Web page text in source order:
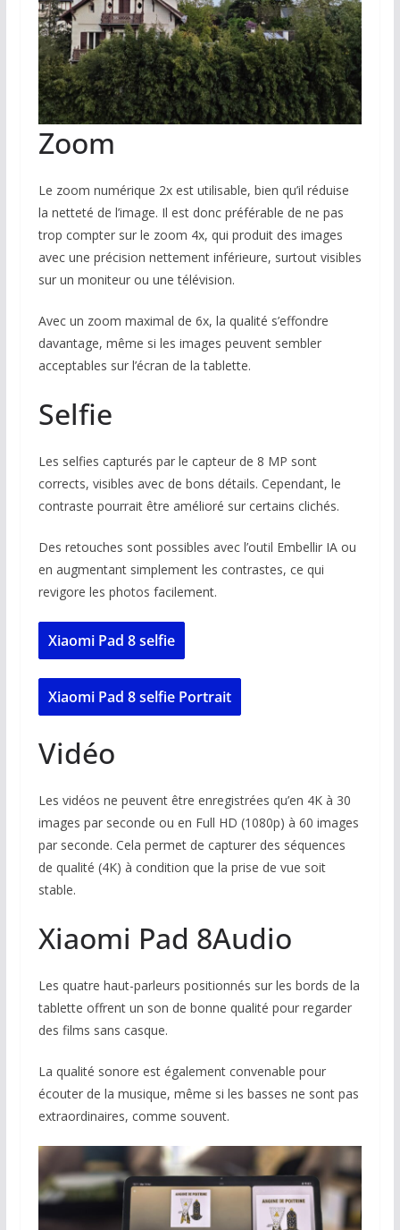
Zoom
Le zoom numérique 2x est utilisable, bien qu’il réduise
la netteté de l’image. Il est donc préférable de ne pas
trop compter sur le zoom 4x, qui produit des images
avec une précision nettement inférieure, surtout visibles
sur un moniteur ou une télévision.
Avec un zoom maximal de 6x, la qualité s’effondre
davantage, même si les images peuvent sembler
acceptables sur l’écran de la tablette.
Selfie
Les selfies capturés par le capteur de 8 MP sont
corrects, visibles avec de bons détails. Cependant, le
contraste pourrait être amélioré sur certains clichés.
Des retouches sont possibles avec l’outil Embellir IA ou
en augmentant simplement les contrastes, ce qui
revigore les photos facilement.
Xiaomi Pad 8 selfie
Xiaomi Pad 8 selfie Portrait
Vidéo
Les vidéos ne peuvent être enregistrées qu’en 4K à 30
images par seconde ou en Full HD (1080p) à 60 images
par seconde. Cela permet de capturer des séquences
de qualité (4K) à condition que la prise de vue soit
stable.
Xiaomi Pad 8Audio
Les quatre haut-parleurs positionnés sur les bords de la
tablette offrent un son de bonne qualité pour regarder
des films sans casque.
La qualité sonore est également convenable pour
écouter de la musique, même si les basses ne sont pas
extraordinaires, comme souvent.